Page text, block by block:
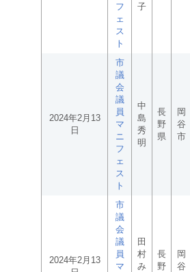
フ
ェ
ス
ト
子
2024年2月13
日
市
議
会
議
員
マ
ニ
フ
ェ
ス
ト
中
島
秀
明
長
野
県
岡
谷
市
2024年2月13
市
議
会
議
員
マ
田
村
み
長
野
岡
谷